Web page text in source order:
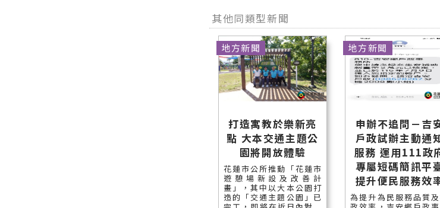
其他同類型新聞
打造寓教於樂新亮
點 大本交通主題公
園將開放體驗
花蓮市公所推動「花蓮市
遊憩場新設及改善計
畫」，其中以大本公園打
造的「交通主題公園」已
地方新聞
申辦不追問－吉
戶政試辦主動通
服務 運用111政
專屬短碼簡訊平
提升便民服務效
為提升為民服務品質
地方新聞